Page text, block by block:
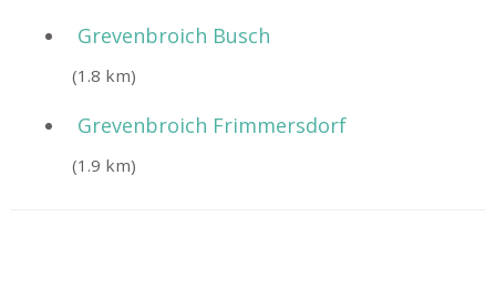
Grevenbroich Busch
(1.8 km)
Grevenbroich Frimmersdorf
(1.9 km)